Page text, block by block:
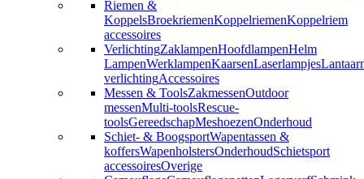
Riemen &
KoppelsBroekriemenKoppelriemenKoppelriem
accessoires
VerlichtingZaklampenHoofdlampenHelm
LampenWerklampenKaarsenLaserlampjes
verlichtingAccessoires
Messen & ToolsZakmessenOutdoor
messenMulti-toolsRescue-
toolsGereedschapMeshoezenOnderhoud
Schiet- & BoogsportWapentassen &
koffersWapenholstersOnderhoudSchietsport
accessoiresOverige